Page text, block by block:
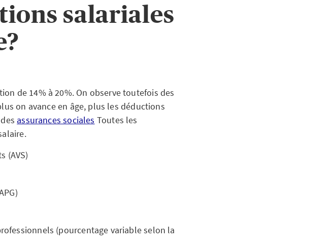
salariales
de 14% à 20%. On observe toutefois des
on avance en âge, plus les déductions
assurances sociales Toutes les
(AVS)
(pourcentage variable selon la